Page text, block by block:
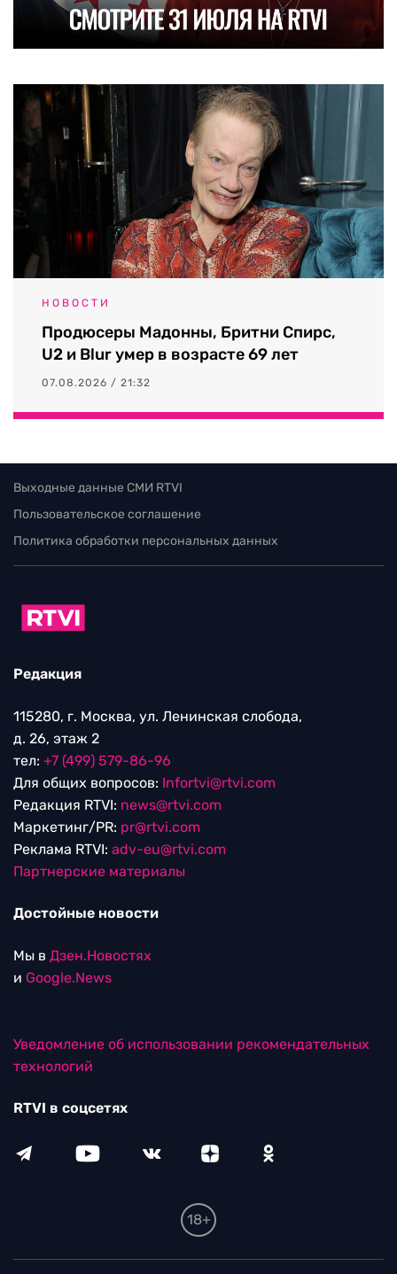
НОВОСТИ
Продюсеры Мадонны, Бритни Спирс,
U2 и Blur умер в возрасте 69 лет
07.08.2026 / 21:32
Выходные данные СМИ RTVI
Пользовательское соглашение
Политика обработки персональных данных
Редакция
115280, г. Москва, ул. Ленинская слобода,
д. 26, этаж 2
тел: +7 (499) 579-86-96
Для общих вопросов: Infortvi@rtvi.com
Редакция RTVI: news@rtvi.com
Маркетинг/PR: pr@rtvi.com
Реклама RTVI: adv-eu@rtvi.com
Партнерские материалы
Достойные новости
Мы в Дзен.Новостях
и Google.News
Уведомление об использовании рекомендательных
технологий
RTVI в соцсетях
18+